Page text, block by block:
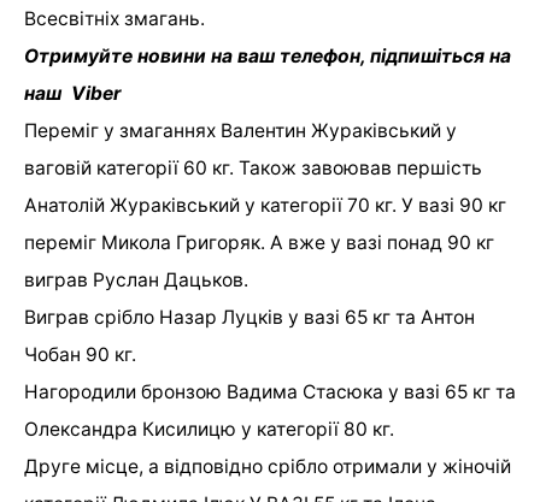
Всесвітніх змагань.
Отримуйте новини на ваш телефон, підпишіться на
наш Viber
Переміг у змаганнях Валентин Жураківський у
ваговій категорії 60 кг. Також завоював першість
Анатолій Жураківський у категорії 70 кг. У вазі 90 кг
переміг Микола Григоряк. А вже у вазі понад 90 кг
виграв Руслан Дацьков.
Виграв срібло Назар Луцків у вазі 65 кг та Антон
Чобан 90 кг.
Нагородили бронзою Вадима Стасюка у вазі 65 кг та
Олександра Кисилицю у категорії 80 кг.
Друге місце, а відповідно срібло отримали у жіночій